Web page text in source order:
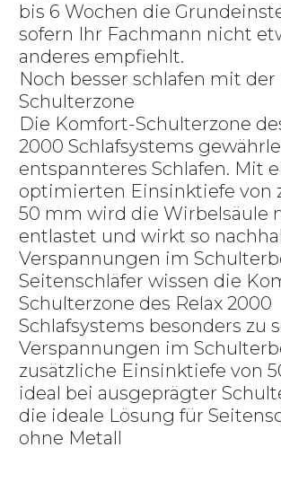
bis 6 Wochen die
sofern Ihr Fachmann nicht
anderes empfiehlt.
Noch besser schlafen mit
Schulterzone
Die Komfort-Schulterzone
2000 Schlafsystems
entspannteres Schlafen. Mit
optimierten Einsinktiefe von
50 mm wird die Wirbelsäule
entlastet und wirkt so
Verspannungen im
Seitenschläfer wissen die
Schulterzone des Relax 2000
Schlafsystems besonders zu
Verspannungen im
zusätzliche Einsinktiefe von
ideal bei ausgeprägter
die ideale Lösung für
ohne Metall